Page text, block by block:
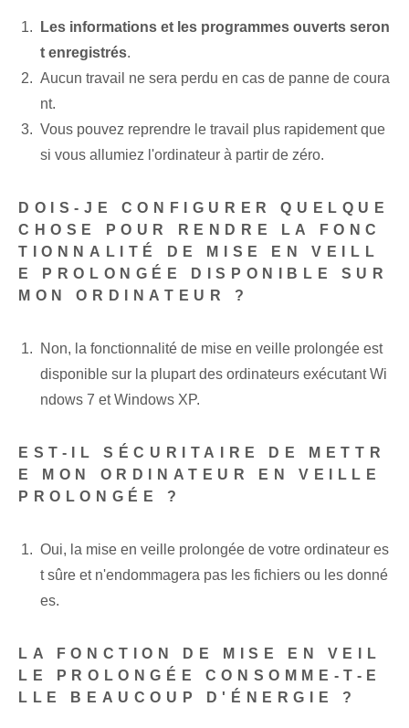
Les informations et les programmes ouverts seron
t enregistrés.
Aucun travail ne sera perdu en cas de panne de coura
nt.
Vous pouvez reprendre le travail plus rapidement que
si vous allumiez l'ordinateur à partir de zéro.
DOIS-JE CONFIGURER QUELQUE
CHOSE POUR RENDRE LA FONC
TIONNALITÉ DE MISE EN VEILL
E PROLONGÉE DISPONIBLE SUR
MON ORDINATEUR ?
Non, la fonctionnalité de mise en veille prolongée est
disponible sur la plupart des ordinateurs exécutant Wi
ndows 7 et Windows XP.
EST-IL SÉCURITAIRE DE METTR
E MON ORDINATEUR EN VEILLE
PROLONGÉE ?
Oui, la mise en veille prolongée de votre ordinateur es
t sûre et n'endommagera pas les fichiers ou les donné
es.
LA FONCTION DE MISE EN VEIL
LE PROLONGÉE CONSOMME-T-E
LLE BEAUCOUP D'ÉNERGIE ?